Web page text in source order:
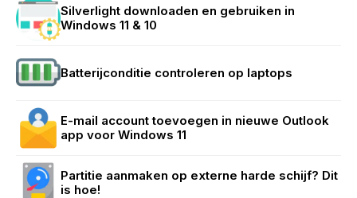
Silverlight downloaden en gebruiken in
Windows 11 & 10
Batterijconditie controleren op laptops
E-mail account toevoegen in nieuwe Outlook
app voor Windows 11
Partitie aanmaken op externe harde schijf? Dit
is hoe!